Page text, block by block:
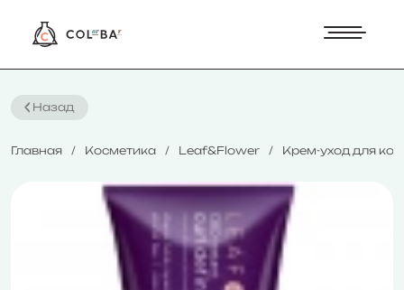
Назад
Главная Косметика Leaf&Flower Крем-уход для